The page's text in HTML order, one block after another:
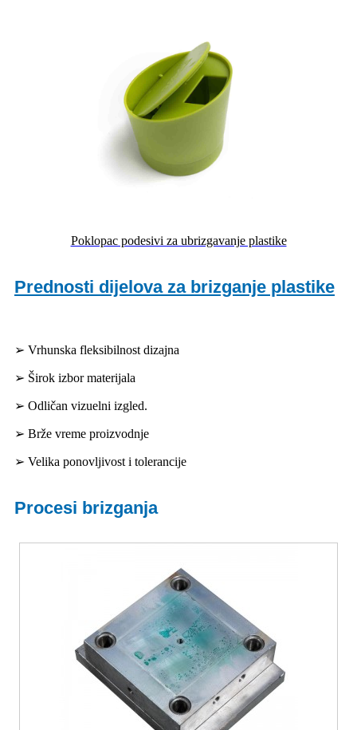
Poklopac podesivi za ubrizgavanje plastike
Prednosti dijelova za brizganje plastike
➢ Vrhunska fleksibilnost dizajna
➢ Širok izbor materijala
➢ Odličan vizuelni izgled.
➢ Brže vreme proizvodnje
➢ Velika ponovljivost i tolerancije
Procesi brizganja